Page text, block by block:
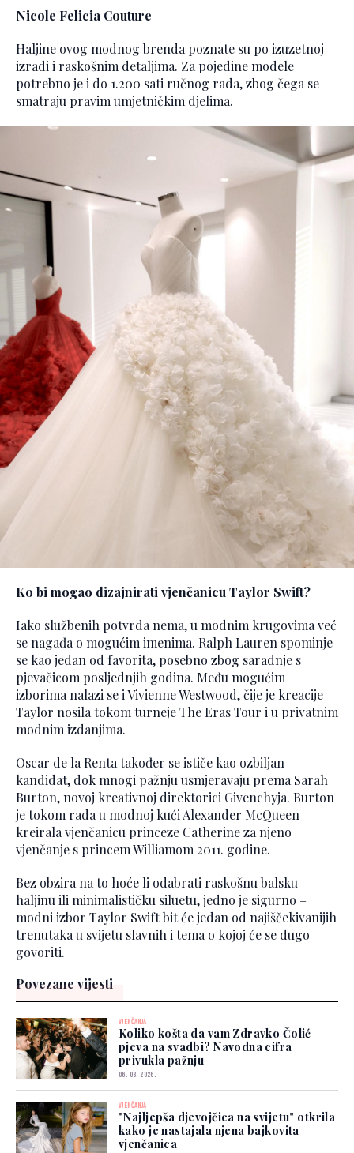
Nicole Felicia Couture
Haljine ovog modnog brenda poznate su po izuzetnoj
izradi i raskošnim detaljima. Za pojedine modele
potrebno je i do 1.200 sati ručnog rada, zbog čega se
smatraju pravim umjetničkim djelima.
Ko bi mogao dizajnirati vjenčanicu Taylor Swift?
Iako službenih potvrda nema, u modnim krugovima već
se nagađa o mogućim imenima. Ralph Lauren spominje
se kao jedan od favorita, posebno zbog saradnje s
pjevačicom posljednjih godina. Među mogućim
izborima nalazi se i Vivienne Westwood, čije je kreacije
Taylor nosila tokom turneje The Eras Tour i u privatnim
modnim izdanjima.
Oscar de la Renta također se ističe kao ozbiljan
kandidat, dok mnogi pažnju usmjeravaju prema Sarah
Burton, novoj kreativnoj direktorici Givenchyja. Burton
je tokom rada u modnoj kući Alexander McQueen
kreirala vjenčanicu princeze Catherine za njeno
vjenčanje s princem Williamom 2011. godine.
Bez obzira na to hoće li odabrati raskošnu balsku
haljinu ili minimalističku siluetu, jedno je sigurno –
modni izbor Taylor Swift bit će jedan od najiščekivanijih
trenutaka u svijetu slavnih i tema o kojoj će se dugo
govoriti.
Povezane vijesti
VJENČANJA
Koliko košta da vam Zdravko Čolić
pjeva na svadbi? Navodna cifra
privukla pažnju
06. 08. 2026.
VJENČANJA
"Najljepša djevojčica na svijetu" otkrila
kako je nastajala njena bajkovita
vjenčanica